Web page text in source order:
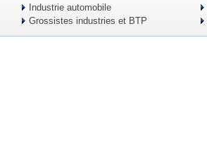
Industrie automobile
Grossistes industries et BTP